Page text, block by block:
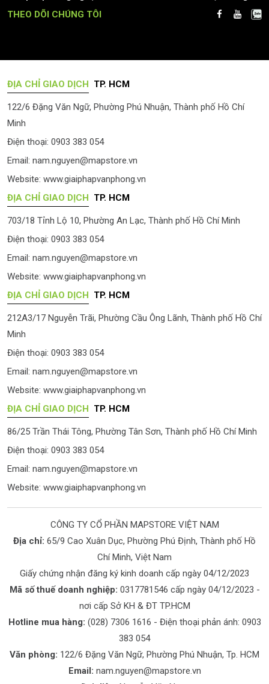
THEO DÕI CHÚNG TÔI
ĐỊA CHỈ GIAO DỊCH TP. HCM
122/6 Đặng Văn Ngữ, Phường Phú Nhuận, Thành phố Hồ Chí
Minh
Điện thoại: 0903 383 054
Email: nam.nguyen@mapstore.vn
Website: www.giaiphapvanphong.vn
ĐỊA CHỈ GIAO DỊCH
TP. HCM
703/18 Tỉnh Lộ 10, Phường An Lạc, Thành phố Hồ Chí Minh
Điện thoại: 0903 383 054
Email: nam.nguyen@mapstore.vn
Website: www.giaiphapvanphong.vn
ĐỊA CHỈ GIAO DỊCH
TP. HCM
212A3/17 Nguyễn Trãi, Phường Cầu Ông Lãnh, Thành phố Hồ Chí
Minh
Điện thoại: 0903 383 054
Email: nam.nguyen@mapstore.vn
Website: www.giaiphapvanphong.vn
ĐỊA CHỈ GIAO DỊCH
TP. HCM
86/25 Trần Thái Tông, Phường Tân Sơn, Thành phố Hồ Chí Minh
Điện thoại: 0903 383 054
Email: nam.nguyen@mapstore.vn
Website: www.giaiphapvanphong.vn
CÔNG TY CỔ PHẦN MAPSTORE VIỆT NAM
Địa chỉ: 65/9 Cao Xuân Dục, Phường Phú Định, Thành phố Hồ
Chí Minh, Việt Nam
Giấy chứng nhận đăng ký kinh doanh cấp ngày 04/12/2023
Mã số thuế doanh nghiệp: 0317781546 cấp ngày 04/12/2023 -
nơi cấp Sở KH & ĐT TP.HCM
Hotline mua hàng: (028) 7306 1616 - Điện thoại phản ánh: 0903
383 054
Văn phòng: 122/6 Đặng Văn Ngữ, Phường Phú Nhuận, Tp. HCM
Email: nam.nguyen@mapstore.vn